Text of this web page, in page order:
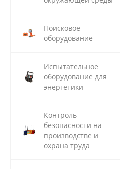
Поисковое
оборудование
Испытательное
оборудование для
энергетики
Контроль
безопасности на
производстве и
охрана труда